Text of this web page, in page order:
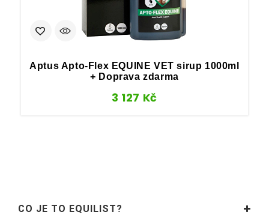
Aptus Apto-Flex EQUINE VET sirup 1000ml
+ Doprava zdarma
3 127 Kč
CO JE TO EQUILIST?